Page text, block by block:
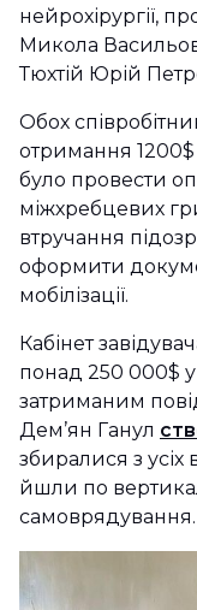
нейрохірургії,
Микола
Тюхтій Юрій
Обох
отримання 1200$
було провести
міжхребцевих
втручання
оформити
мобілізації.
Кабінет
понад 250 000$
затриманим
Дем’ян Ганул
збиралися з усіх
йшли по
самоврядування.